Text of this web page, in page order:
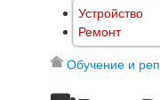
Устройство
Ремонт
Обучение и